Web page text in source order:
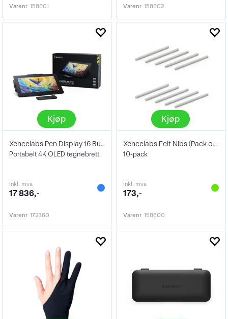
Varenr 158601 Varenr 158602
Kjøp
Xencelabs Pen Display 16 Bundle
Portabelt 4K OLED tegnebrett
inkl. mva
17 836,-
Varenr 172360
Kjøp
Xencelabs Felt Nibs (Pack of 10)
10-pack
inkl. mva
173,-
Varenr 158600